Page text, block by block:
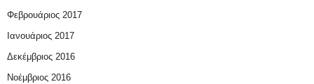
Φεβρουάριος 2017
Ιανουάριος 2017
Δεκέμβριος 2016
Νοέμβριος 2016